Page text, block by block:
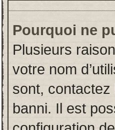
Pourquoi ne
Plusieurs
votre nom
sont, contactez
banni. Il est